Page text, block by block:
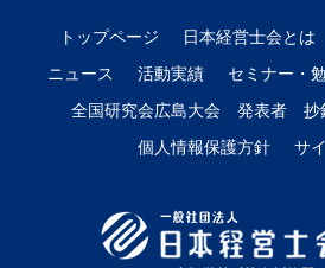
トップページ 日本経営士会とは
ニュース
活動実績 セミナー・
全国研究会広島大会 発表者 抄
個人情報保護方針
サ